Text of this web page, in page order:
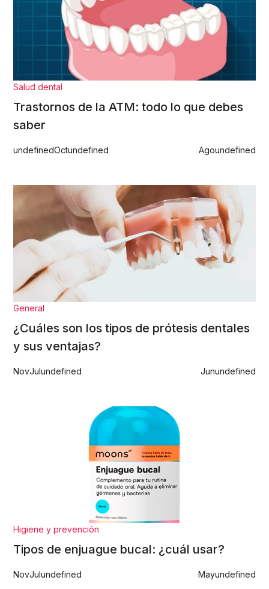
Salud dental
Trastornos de la ATM: todo lo que debes
saber
undefinedOctundefined Agoundefined
General
¿Cuáles son los tipos de prótesis dentales
y sus ventajas?
NovJulundefined Junundefined
Higiene y prevención
Tipos de enjuague bucal: ¿cuál usar?
NovJulundefined Mayundefined